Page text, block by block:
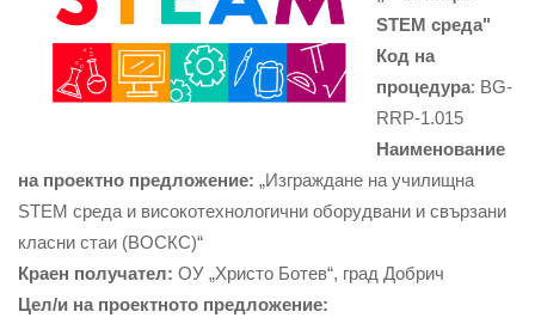
STEM среда"
Код на
процедура: BG-
RRP-1.015
Наименование
на проектно предложение: „Изграждане на училищна
STEM среда и високотехнологични оборудвани и свързани
класни стаи (ВОСКС)“
Краен получател: ОУ „Христо Ботев“, град Добрич
Цел/и на проектното предложение: